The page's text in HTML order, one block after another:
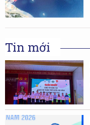
Tin mới